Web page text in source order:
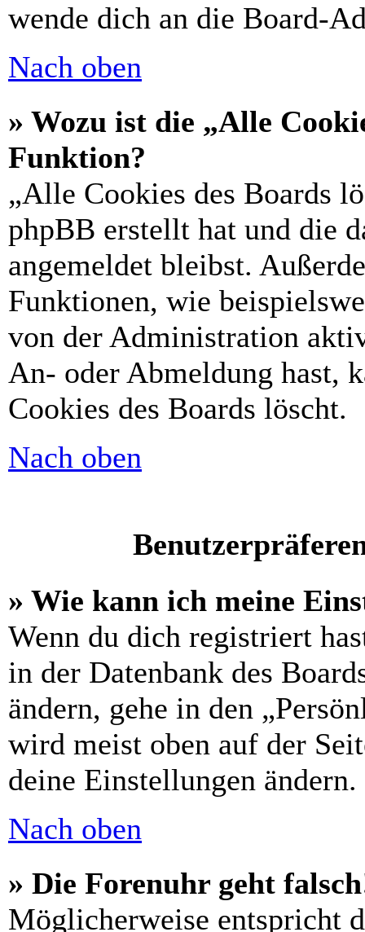
wende dich an die Board-
Nach oben
» Wozu ist die „Alle
Funktion?
„Alle Cookies des Boards
phpBB erstellt hat und die
angemeldet bleibst.
Funktionen, wie
von der Administration
An- oder Abmeldung hast,
Cookies des Boards löscht.
Nach oben
» Wie kann ich meine
Wenn du dich registriert
in der Datenbank des
ändern, gehe in den
wird meist oben auf der
deine Einstellungen ändern.
Nach oben
» Die Forenuhr geht
Möglicherweise entspricht